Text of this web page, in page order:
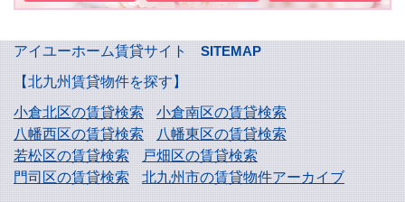
アイユーホーム賃貸サイト
SITEMAP
【北九州賃貸物件を探す】
小倉北区の賃貸検索
小倉南区の賃貸検索
八幡西区の賃貸検索
八幡東区の賃貸検索
若松区の賃貸検索
戸畑区の賃貸検索
門司区の賃貸検索
北九州市の賃貸物件アーカイブ